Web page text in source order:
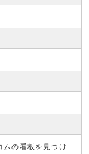
ムの看板を見つけ